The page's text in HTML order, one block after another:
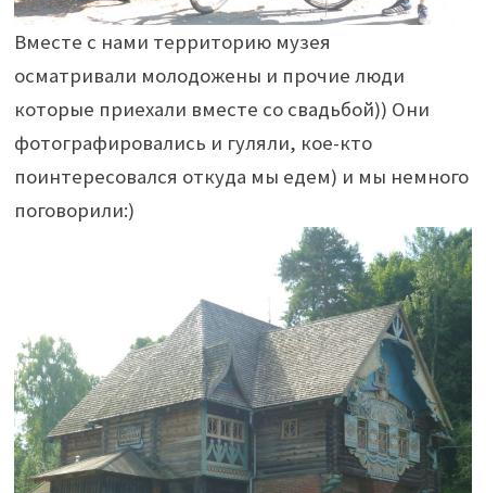
Вместе с нами территорию музея
осматривали молодожены и прочие люди
которые приехали вместе со свадьбой)) Они
фотографировались и гуляли, кое-кто
поинтересовался откуда мы едем) и мы немного
поговорили:)